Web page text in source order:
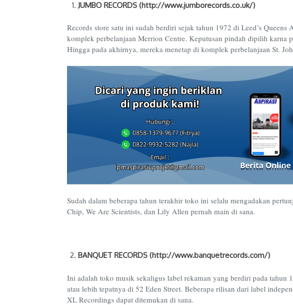
JUMBO RECORDS (http://www.jumborecords.co.uk/)
Records store satu ini sudah berdiri sejak tahun 1972 di Leed’s Queens
komplek perbelanjaan Merrion Centre. Keputusan pindah dipilih karna
Hingga pada akhirnya, mereka menetap di komplek perbelanjaan St.
Sudah dalam beberapa tahun terakhir toko ini selalu mengadakan
Chip, We Are Scientists, dan Lily Allen pernah main di sana.
BANQUET RECORDS (http://www.banquetrecords.com/)
Ini adalah toko musik sekaligus label rekaman yang berdiri pada tahun
atau lebih tepatnya di 52 Eden Street. Beberapa rilisan dari label
XL Recordings dapat ditemukan di sana.